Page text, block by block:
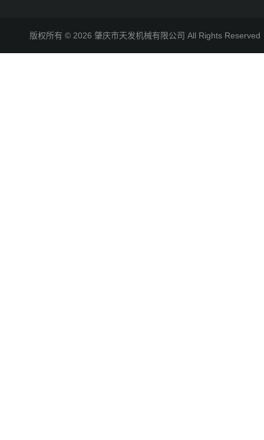
版权所有 © 2026 肇庆市天发机械有限公司 All Rights